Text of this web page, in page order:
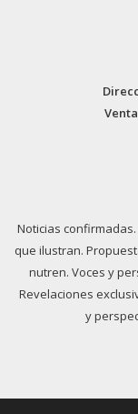
Noticias
que ilustran.
nutren. Voces y
Revelaciones
y